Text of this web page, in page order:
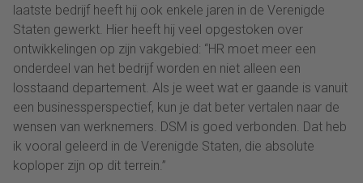
laatste bedrijf heeft hij ook enkele jaren in de Verenigde
Staten gewerkt. Hier heeft hij veel opgestoken over
ontwikkelingen op zijn vakgebied: “HR moet meer een
onderdeel van het bedrijf worden en niet alleen een
losstaand departement. Als je weet wat er gaande is vanuit
een businessperspectief, kun je dat beter vertalen naar de
wensen van werknemers. DSM is goed verbonden. Dat heb
ik vooral geleerd in de Verenigde Staten, die absolute
koploper zijn op dit terrein.”